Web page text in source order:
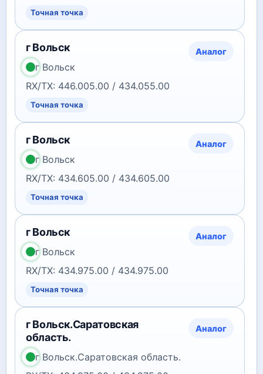
Точная точка
г Вольск Аналог
г Вольск
RX/TX: 446.005.00 / 434.055.00
Точная точка
г Вольск Аналог
г Вольск
RX/TX: 434.605.00 / 434.605.00
Точная точка
г Вольск Аналог
г Вольск
RX/TX: 434.975.00 / 434.975.00
Точная точка
г Вольск.Саратовская
область.
Аналог
г Вольск.Саратовская область.